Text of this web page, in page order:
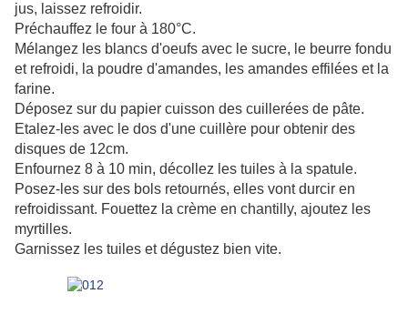
jus, laissez refroidir.
Préchauffez le four à 180°C.
Mélangez les blancs d'oeufs avec le sucre, le beurre fondu
et refroidi, la poudre d'amandes, les amandes effilées et la
farine.
Déposez sur du papier cuisson des cuillerées de pâte.
Etalez-les avec le dos d'une cuillère pour obtenir des
disques de 12cm.
Enfournez 8 à 10 min, décollez les tuiles à la spatule.
Posez-les sur des bols retournés, elles vont durcir en
refroidissant. Fouettez la crème en chantilly, ajoutez les
myrtilles.
Garnissez les tuiles et dégustez bien vite.